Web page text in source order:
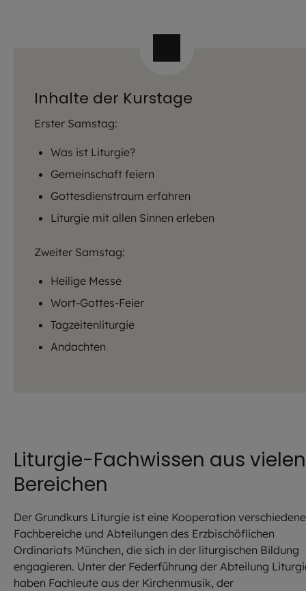
Inhalte der Kurstage
Erster Samstag:
Was ist Liturgie?
Gemeinschaft feiern
Gottesdienstraum erfahren
Liturgie mit allen Sinnen erleben
Zweiter Samstag:
Heilige Messe
Wort-Gottes-Feier
Tagzeitenliturgie
Andachten
Liturgie-Fachwissen aus vielen
Bereichen
Der Grundkurs Liturgie ist eine Kooperation
Fachbereiche und Abteilungen des Erzbischöflichen
Ordinariats München, die sich in der liturgischen Bildung
engagieren. Unter der Federführung der Abteilung
haben Fachleute aus der Kirchenmusik, der